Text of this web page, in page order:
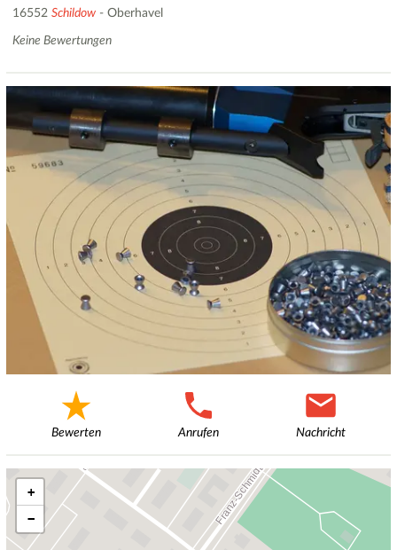
16552 Schildow - Oberhavel
Keine Bewertungen
Bewerten Anrufen Nachricht
+
−